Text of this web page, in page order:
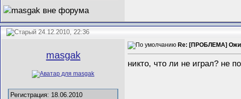
24.12.2010, 22:36
masgak
Регистрация: 18.06.2010
Re: [ПРОБЛЕМА]
никто, что ли не играл? не